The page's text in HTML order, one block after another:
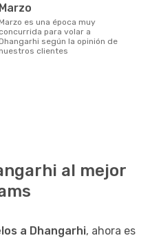
marzo
marzo es una época muy
concurrida para volar a
Dhangarhi según la opinión de
nuestros clientes
al mejor
a Dhangarhi, ahora es